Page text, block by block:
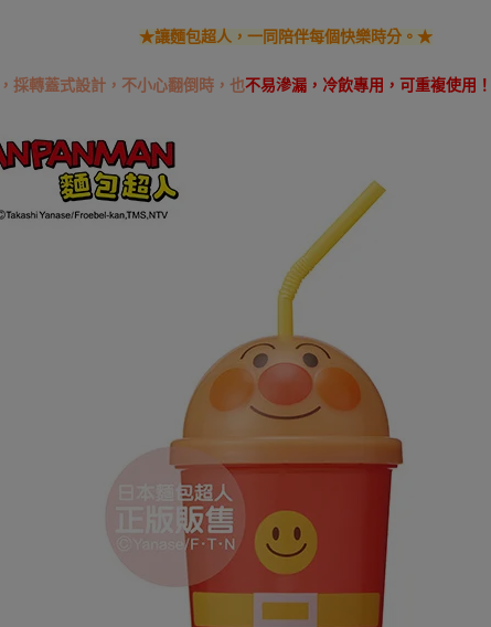
★讓麵包超人，一同陪伴每個快樂時分。★
採轉蓋式設計，不小心翻倒時，也不易滲漏，冷飲專用，可重複使用！